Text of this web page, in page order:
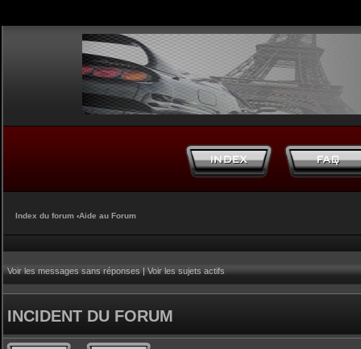
Index du forum ‹Aide au Forum
Voir les messages sans réponses|Voir les sujets actifs
INCIDENT DU FORUM